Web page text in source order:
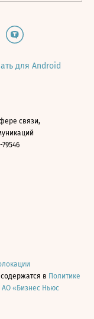
для Android
связи,
в Политике
«Бизнес Ньюс